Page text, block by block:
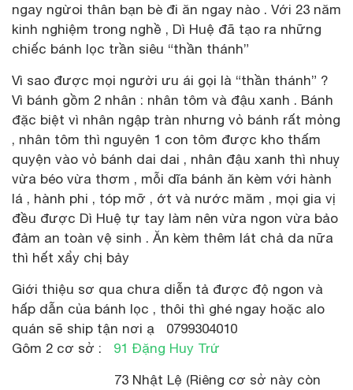
ngay ngừoi thân bạn bè đi ăn ngay nào . Với 23 năm
kinh nghiệm trong nghề , Dì Huệ đã tạo ra những
chiếc bánh lọc trần siêu “thần thánh”
Vì sao được mọi người ưu ái gọi là “thần thánh” ?
Vì bánh gồm 2 nhân : nhân tôm và đậu xanh . Bánh
đặc biệt vì nhân ngập tràn nhưng vỏ bánh rất mỏng
, nhân tôm thì nguyên 1 con tôm được kho thấm
quyện vào vỏ bánh dai dai , nhân đậu xanh thì nhuỵ
vừa béo vừa thơm , mỗi dĩa bánh ăn kèm với hành
lá , hành phi , tóp mỡ , ớt và nước măm , mọi gia vị
đều được Dì Huệ tự tay làm nên vừa ngon vừa bảo
đảm an toàn vệ sinh . Ăn kèm thêm lát chả da nữa
thì hết xẩy chị bảy
Giới thiệu sơ qua chưa diễn tả được độ ngon và
hấp dẫn của bánh lọc , thôi thì ghé ngay hoặc alo
quán sẽ ship tận nơi ạ 0799304010
Gôm 2 cơ sở : 91 Đặng Huy Trứ
73 Nhật Lệ (Riêng cơ sở này còn